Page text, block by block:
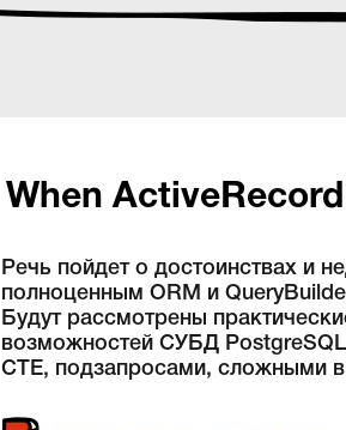
When
Речь пойдет о достоинствах и
полноценным ORM и
Будут рассмотрены
возможностей СУБД
CTE, подзапросами, сложными